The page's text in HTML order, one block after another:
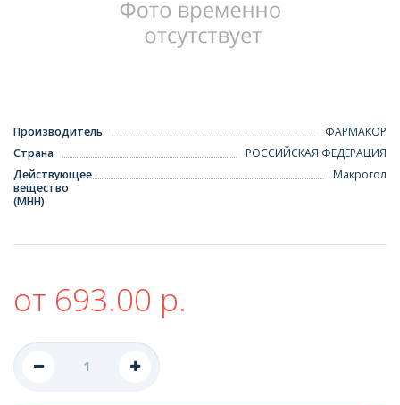
Производитель
ФАРМАКОР
Страна
РОССИЙСКАЯ ФЕДЕРАЦИЯ
Действующее
вещество
(МНН)
Макрогол
от 693.00 р.